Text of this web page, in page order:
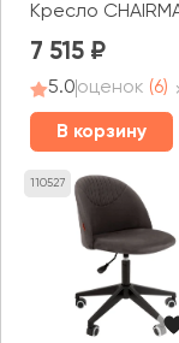
Кресло
7 515
5.0оценок (6)
В корзину
110527